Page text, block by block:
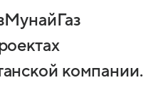
компании.